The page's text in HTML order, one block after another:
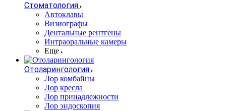
Стоматология
Автоклавы
Визиографы
Дентальные рентгены
Интраоральные камеры
Еще
Отоларингология
Лор комбайны
Лор кресла
Лор принадлежности
Лор эндоскопия